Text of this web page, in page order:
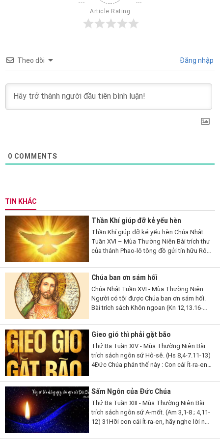
Article Rating
Theo dõi Đăng nhập
0 COMMENTS
TIN KHÁC
Thần Khí giúp đỡ kẻ yếu hèn
Thần Khí giúp đỡ kẻ yếu hèn Chúa Nhật
Tuần XVI – Mùa Thường Niên Bài trích thư
của thánh Phao-lô tông đồ gửi tín hữu Rô-
Thần Khí giúp đỡ chúng ta là...
Chúa ban ơn sám hối
Chúa Nhật Tuần XVI - Mùa Thường Niên
Người có tội được Chúa ban ơn sám hối.
Bài trích sách Khôn ngoan (Kn 12,13.16-
chẳng còn thần nào khác để Ngài phải
chứng tỏ...
Gieo gió thì phải gặt bão
Thứ Ba Tuần XIV - Mùa Thường Niên Bài
trích sách ngôn sứ Hô-sê. (Hs 8,4-7.11-13)
4Đức Chúa phán thế này : Con cái Ít-ra-en
tôn làm lãnh tụ kẻ Ta không biết,...
Sấm Ngôn của Đức Chúa
Thứ Ba Tuần XIII - Mùa Thường Niên Bài
trích sách ngôn sứ A-mốt. (Am 3,1-8 ; 4,11-
12) 31Hỡi con cái Ít-ra-en, hãy nghe lời này,